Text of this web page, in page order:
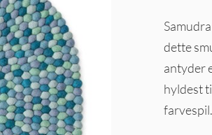
dette
antyder
hyldest
farvespil.